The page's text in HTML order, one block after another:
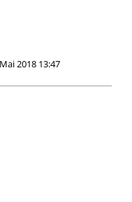
2018 13:47